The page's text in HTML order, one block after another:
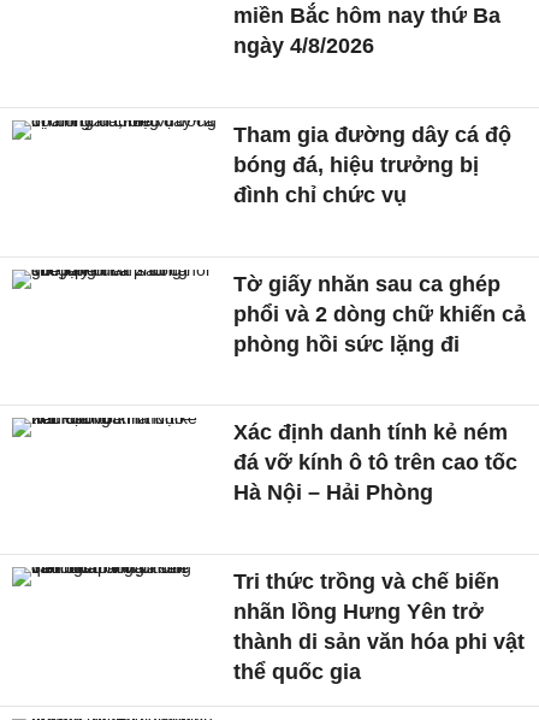
miền Bắc hôm nay thứ Ba
ngày 4/8/2026
Tham gia đường dây cá độ
bóng đá, hiệu trưởng bị
đình chỉ chức vụ
Tờ giấy nhăn sau ca ghép
phổi và 2 dòng chữ khiến cả
phòng hồi sức lặng đi
Xác định danh tính kẻ ném
đá vỡ kính ô tô trên cao tốc
Hà Nội – Hải Phòng
Tri thức trồng và chế biến
nhãn lồng Hưng Yên trở
thành di sản văn hóa phi vật
thể quốc gia